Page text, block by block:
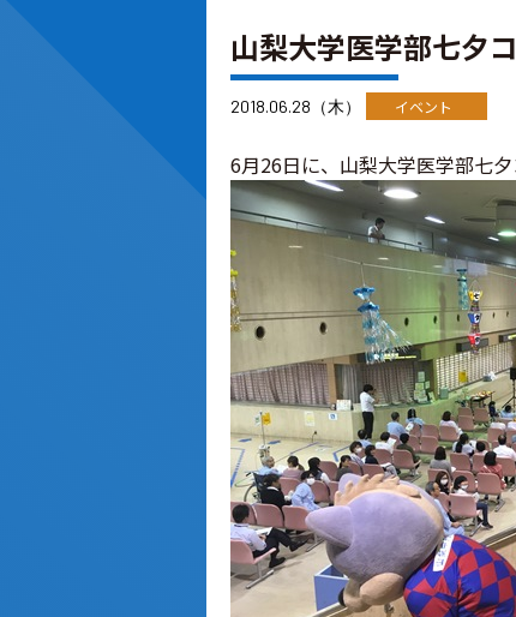
山梨大学医学部七夕
2018.06.28（木） イベント
6月26日に、山梨大学医学部七